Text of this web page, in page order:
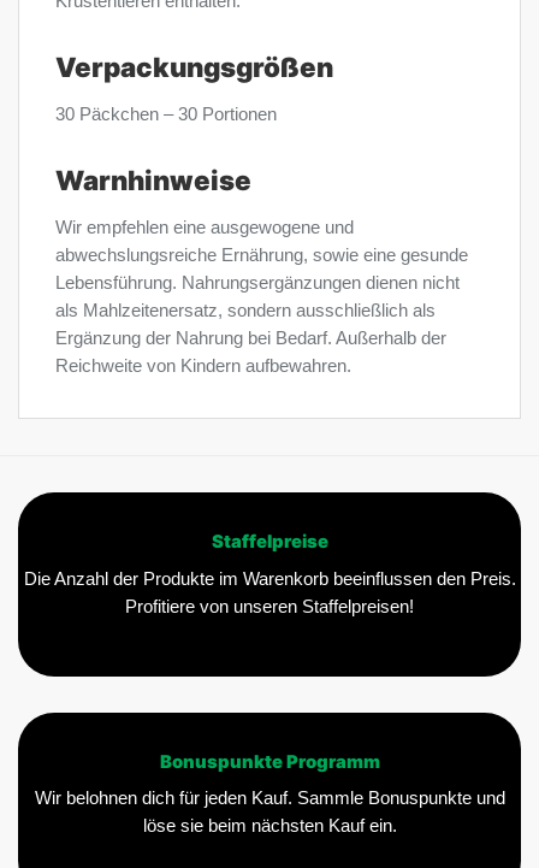
Verpackungsgrößen
30 Päckchen – 30 Portionen
Warnhinweise
Wir empfehlen eine ausgewogene und
abwechslungsreiche Ernährung, sowie eine gesunde
Lebensführung. Nahrungsergänzungen dienen nicht
als Mahlzeitenersatz, sondern ausschließlich als
Ergänzung der Nahrung bei Bedarf. Außerhalb der
Reichweite von Kindern aufbewahren.
Staffelpreise
Die Anzahl der Produkte im Warenkorb beeinflussen den Preis.
Profitiere von unseren Staffelpreisen!
Bonuspunkte Programm
Wir belohnen dich für jeden Kauf. Sammle Bonuspunkte und
löse sie beim nächsten Kauf ein.